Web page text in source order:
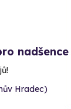
Hradec)